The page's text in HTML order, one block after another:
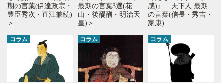
期の言葉(伊達政宗・
豊臣秀次・直江兼続)
＞
最期の言葉3選(花
山・後醍醐・明治天
皇)＞
感)』…天下人 最期
の言葉(信長・秀吉・
家康)
コラム コラム コラム